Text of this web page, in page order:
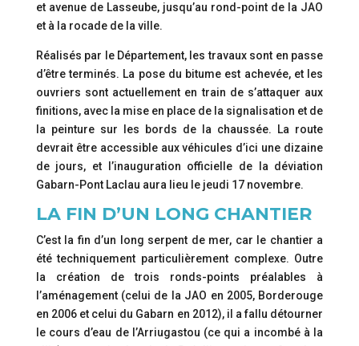
et avenue de Lasseube, jusqu’au rond-point de la JAO
et à la rocade de la ville.
Réalisés par le Département, les travaux sont en passe
d’être terminés. La pose du bitume est achevée, et les
ouvriers sont actuellement en train de s’attaquer aux
finitions, avec la mise en place de la signalisation et de
la peinture sur les bords de la chaussée. La route
devrait être accessible aux véhicules d’ici une dizaine
de jours, et l’inauguration officielle de la déviation
Gabarn-Pont Laclau aura lieu le jeudi 17 novembre.
LA FIN D’UN LONG CHANTIER
C’est la fin d’un long serpent de mer, car le chantier a
été techniquement particulièrement complexe. Outre
la création de trois ronds-points préalables à
l’aménagement (celui de la JAO en 2005, Borderouge
en 2006 et celui du Gabarn en 2012), il a fallu détourner
le cours d’eau de l’Arriugastou (ce qui a incombé à la